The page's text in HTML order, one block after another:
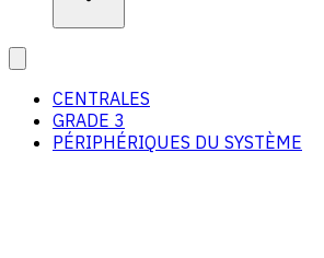
CENTRALES
GRADE 3
PÉRIPHÉRIQUES DU SYSTÈME